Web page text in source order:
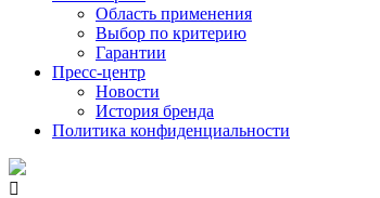
Область применения
Выбор по критерию
Гарантии
Пресс-центр
Новости
История бренда
Политика конфиденциальности